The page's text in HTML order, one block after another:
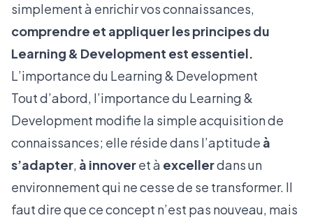
simplement à enrichir vos connaissances,
comprendre et appliquer les principes du
Learning & Development est essentiel.
L’importance du Learning & Development
Tout d’abord, l’importance du Learning &
Development modifie la simple acquisition de
connaissances; elle réside dans l’aptitude à
s’adapter, à innoveret à excellerdans un
environnement qui ne cesse de se transformer. Il
faut dire que ce concept n’est pas nouveau, mais